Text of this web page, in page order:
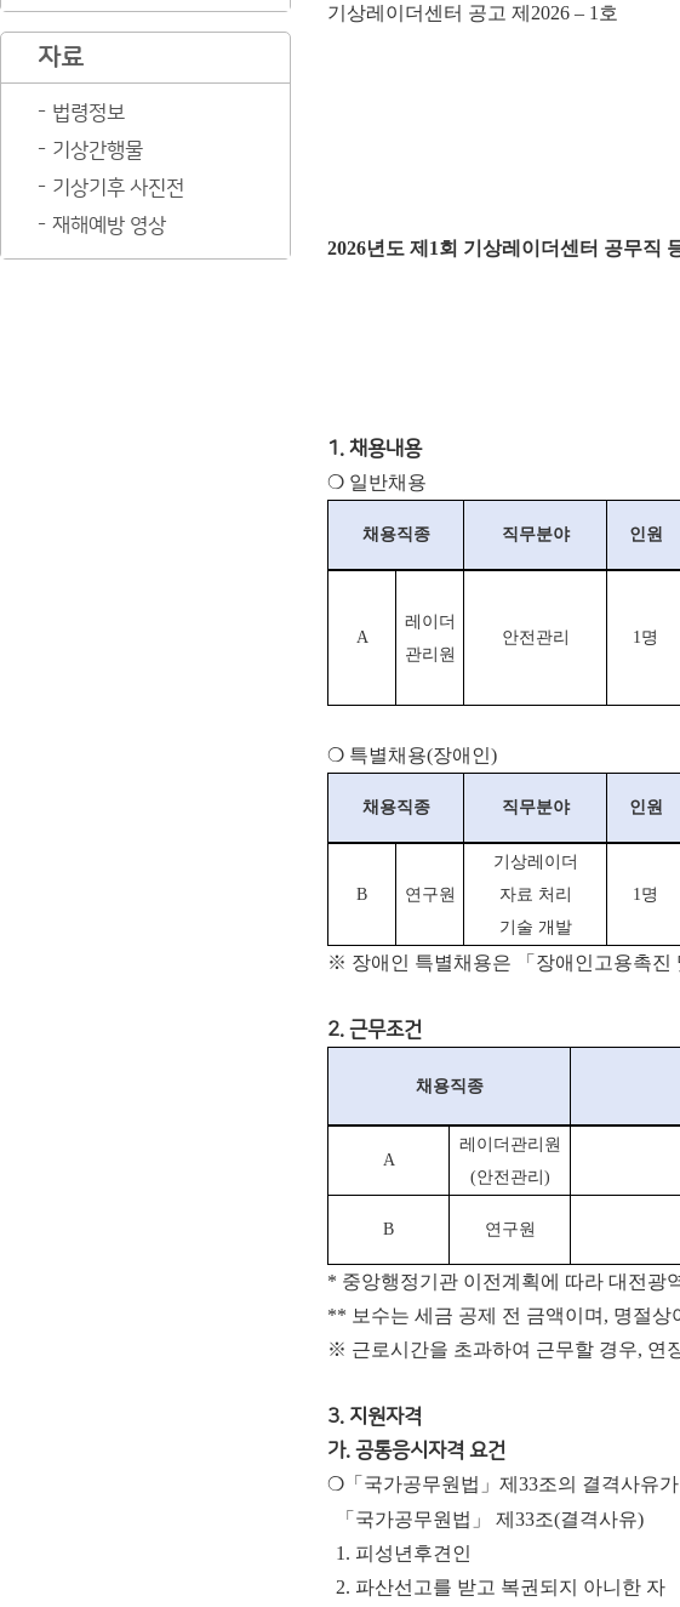
자료
법령정보
기상간행물
기상기후 사진전
재해예방 영상
기상레이더센터 공고 제2026 – 1호
2026년도 제1회 기상레이더센터 공무직
1. 채용내용
❍ 일반채용
채용직종 직무분야 인원
A
레이더
관리원
안전관리 1명
❍ 특별채용(장애인)
채용직종 직무분야 인원
B 연구원
기상레이더
자료 처리
기술 개발
1명
※ 장애인 특별채용은 「장애인고용촉진
2. 근무조건
채용직종
A
레이더관리원
(안전관리)
B 연구원
* 중앙행정기관 이전계획에 따라 대전광
** 보수는 세금 공제 전 금액이며, 명절
※ 근로시간을 초과하여 근무할 경우,
3. 지원자격
가. 공통응시자격 요건
❍「국가공무원법」제33조의 결격사유
「 국가공무원법 」 제 33조(결격사유)
1. 피성년후견인
2. 파산선고를 받고 복권되지 아니한 자